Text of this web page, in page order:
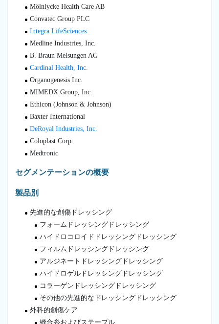
Mölnlycke Health Care AB
Convatec Group PLC
Integra LifeSciences
Medline Industries, Inc.
B. Braun Melsungen AG
Cardinal Health, Inc.
Organogenesis Inc.
MIMEDX Group, Inc.
Ethicon (Johnson & Johnson)
Baxter International
DeRoyal Industries, Inc.
Coloplast Corp.
Medtronic
セグメンテーションの概要
製品別
先進的な創傷ドレッシング
フォームドレッシングドレッシング
ハイドロコロイドドレッシングドレッシング
フィルムドレッシングドレッシング
アルジネートドレッシングドレッシング
ハイドロゲルドレッシングドレッシング
コラーゲンドレッシングドレッシング
その他の先進的なドレッシングドレッシング
外科的創傷ケア
縫合糸およびステープル